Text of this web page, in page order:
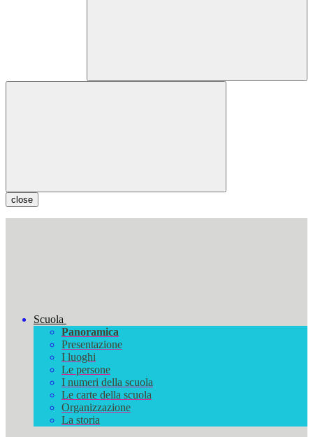
close
Scuola
Panoramica
Presentazione
I luoghi
Le persone
I numeri della scuola
Le carte della scuola
Organizzazione
La storia